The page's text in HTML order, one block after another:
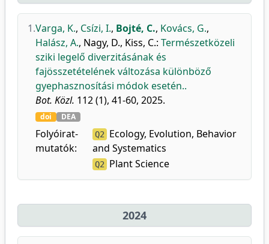
1.Varga, K., Csízi, I., Bojté, C., Kovács, G.,
Halász, A., Nagy, D., Kiss, C.: Természetközeli
sziki legelő diverzitásának és
fajösszetételének változása különböző
gyephasznosítási módok esetén..
Bot. Közl. 112 (1), 41-60, 2025.
doi DEA
Folyóirat-
mutatók:
Q2 Ecology, Evolution, Behavior
and Systematics
Q2 Plant Science
2024